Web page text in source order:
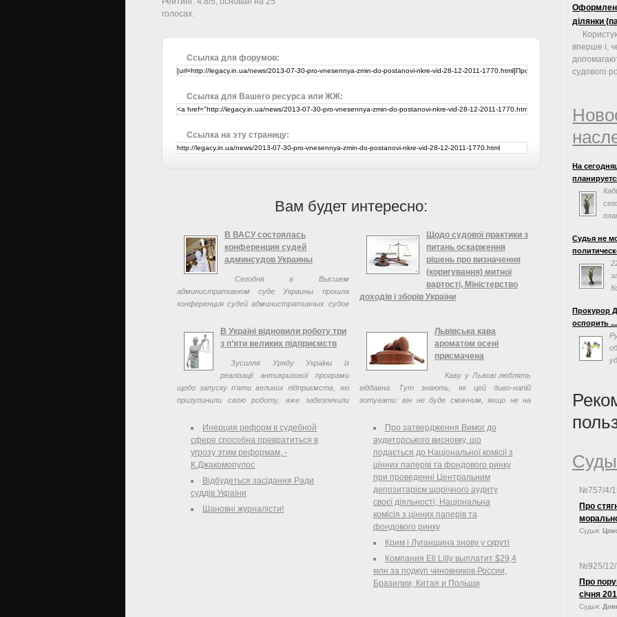
голосах.
Ссылка для форумов:
Ссылка для Вашего ресурса или ЖЖ:
Ссылка на эту страницу:
Вам будет интересно:
В ВАСУ состоялась
конференция судей
админсудов Украины
Сегодня в Высшем
административном суде Украины прошла
конференция судей административных судов
количестве 41 человек.В Україні відновили роботу три
з п’яти великих підприємств
Зусилля Уряду України із
реалізації антикризової програми
щодо запуску п'яти великих підприємств, які
призупинили свою роботу, вже забезпечили
Инерция реформ в судебной
сфере способна превратиться в
угрозу этим реформам, -
К.Джакомопулос
Відбудеться засідання Ради
суддів України
Шановні журналісти!
Щодо судової практики з
питань оскарження
рішень про визначення
(коригування) митної
вартості, Міністерство
доходів і зборів України
вартості товарів за ціною договору щодо
товарів, які імпортуються (вартість операції).
Якщо митна вартість не може бути
визначена за першим методом, проводиться ...
Львівська кава
ароматом осені
присмачена
Каву у Львові люблять
віддавна. Тут знають, як цей диво-напій
готувати: він не буде смачним, якщо не на
Львові не шкодують. Тому так, як у Львові, ...
Про затвердження Вимог до
аудиторського висновку, що
подається до Національної комісії з
цінних паперів та фондового ринку
при проведенні Центральним
депозитарієм щорічного аудиту
своєї діяльності, Національна
комісія з цінних паперів та
фондового ринку
Крим і Луганщина знову у скруті
Компания Eli Lilly выплатит $29,4
млн за подкуп чиновников России,
Бразилии, Китая и Польши
ділянки
вперше і,
судового
На
заседания
Судья не
власти на
Суда
«одним из
Прокурор
оспорить ...
№757/4/
Про
Судья:
№925/
Про
Судья: